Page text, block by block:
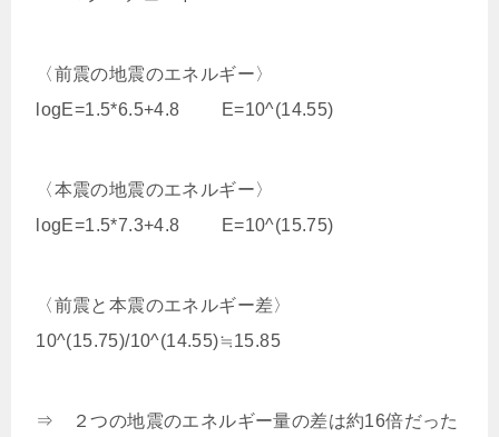
〈前震の地震のエネルギー〉
logE=1.5*6.5+4.8 E=10^(14.55)
〈本震の地震のエネルギー〉
logE=1.5*7.3+4.8 E=10^(15.75)
〈前震と本震のエネルギー差〉
10^(15.75)/10^(14.55)≒15.85
⇒ ２つの地震のエネルギー量の差は約16倍だった